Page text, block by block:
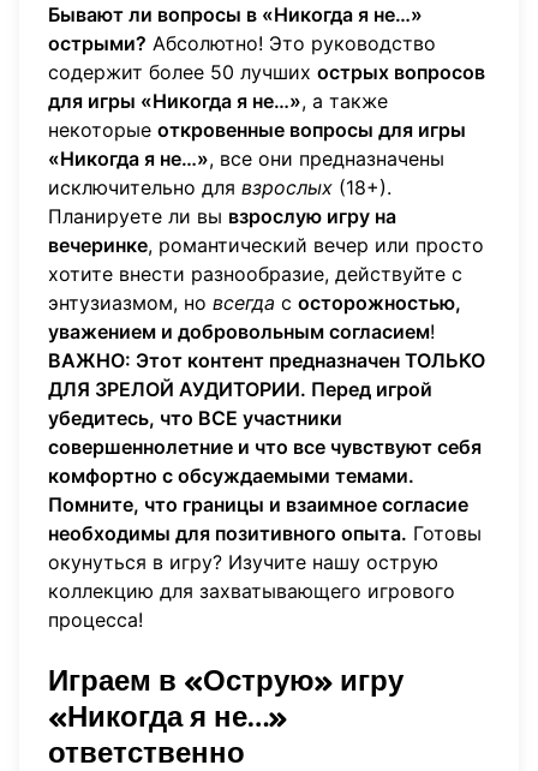
Бывают ли вопросы в «Никогда я не…»
острыми? Абсолютно! Это руководство
содержит более 50 лучших острых вопросов
для игры «Никогда я не…», а также
некоторые откровенные вопросы для игры
«Никогда я не…», все они предназначены
исключительно для взрослых (18+).
Планируете ли вы взрослую игру на
вечеринке, романтический вечер или просто
хотите внести разнообразие, действуйте с
энтузиазмом, но всегда с осторожностью,
уважением и добровольным согласием!
ВАЖНО: Этот контент предназначен ТОЛЬКО
ДЛЯ ЗРЕЛОЙ АУДИТОРИИ. Перед игрой
убедитесь, что ВСЕ участники
совершеннолетние и что все чувствуют себя
комфортно с обсуждаемыми темами.
Помните, что границы и взаимное согласие
необходимы для позитивного опыта. Готовы
окунуться в игру? Изучите нашу острую
коллекцию для захватывающего игрового
процесса!
Играем в «Острую» игру
«Никогда я не…»
ответственно